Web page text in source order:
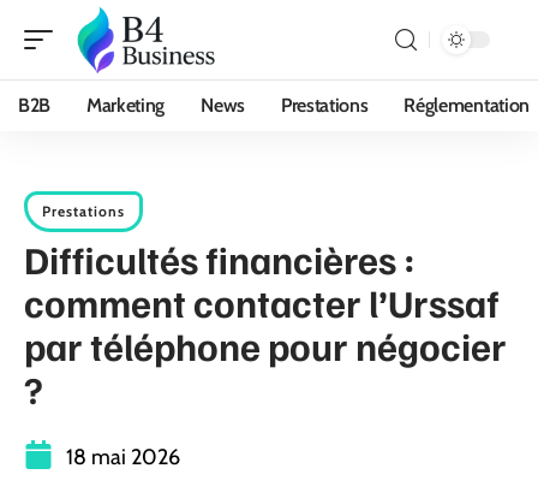
B2B Marketing News Prestations Réglementation
Prestations
Difficultés financières :
comment contacter l’Urssaf
par téléphone pour négocier
?
18 mai 2026